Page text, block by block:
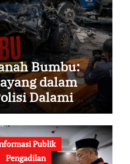
Bumbu:
dalam
Dalami
Publik
Pengadilan